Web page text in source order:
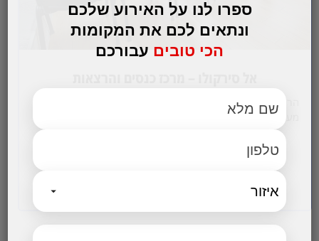
מעוצבים,נקיים ומאובזרים בציוד המתקדם ביותר שנוצרו והוקמו
בהמון אהבה ומחשבה למענכם. במתחמים מערכות…
ספרו לנו על האירוע שלכם
ונתאים לכם את המקומות
הכי טובים עבורכם